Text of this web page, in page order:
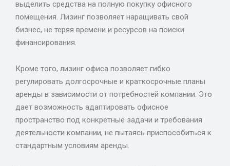
выделить средства на полную покупку офисного
помещения. Лизинг позволяет наращивать свой
бизнес, не теряя времени и ресурсов на поиски
финансирования.
Кроме того, лизинг офиса позволяет гибко
регулировать долгосрочные и краткосрочные планы
аренды в зависимости от потребностей компании. Это
дает возможность адаптировать офисное
пространство под конкретные задачи и требования
деятельности компании, не пытаясь приспособиться к
стандартным условиям аренды.